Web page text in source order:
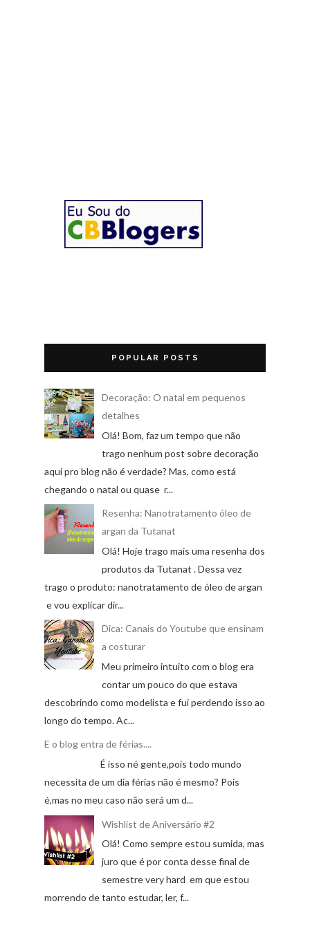
POPULAR POSTS
Decoração: O natal em pequenos
detalhes
Olá! Bom, faz um tempo que não
trago nenhum post sobre decoração
aqui pro blog não é verdade? Mas, como está
chegando o natal ou quase r...
Resenha: Nanotratamento óleo de
argan da Tutanat
Olá! Hoje trago mais uma resenha dos
produtos da Tutanat . Dessa vez
trago o produto: nanotratamento de óleo de argan
e vou explicar dir...
Dica: Canais do Youtube que ensinam
a costurar
Meu primeiro intuito com o blog era
contar um pouco do que estava
descobrindo como modelista e fui perdendo isso ao
longo do tempo. Ac...
E o blog entra de férias....
É isso né gente,pois todo mundo
necessita de um dia férias não é mesmo? Pois
é,mas no meu caso não será um d...
Wishlist de Aniversário #2
Olá! Como sempre estou sumida, mas
juro que é por conta desse final de
semestre very hard em que estou
morrendo de tanto estudar, ler, f...